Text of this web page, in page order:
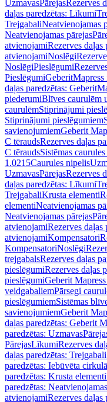
UzmavasPārejasRezerves
daļas paredzētas: Līkumi
TrejgabaliNeatvienojamas
Neatvienojamas pārejas
atvienojamiRezerves daļas
atvienojamiNoslēgi
NoslēgiPieslēgumi
PieslēgumiGeberitMapress
daļas paredzētas:
piederumiBlīves caurulēm
caurulēmStiprinājumi
Stiprinājumi pieslēgumiem
savienojumiemGeberit
C tēraudsRezerves daļas
C tēraudsSistēmas
1.0215Caurules nipelis
UzmavasPārejasRezerves
daļas paredzētas: Līkumi
TrejgabaliKrusta elementi
elementiNeatvienojamas
Neatvienojamas pārejas
atvienojamiRezerves daļas
atvienojamiKompensatori
KompensatoriNoslēgi
trejgabalsRezerves daļas
pieslēgumiRezerves daļas
pieslēgumiGeberit
veidgabaliemPārsegi
pieslēgumiemSistēmas
savienojumiemGeberit
daļas paredzētas: Geberit
paredzētas: Uzmavas
PārejasLīkumiRezerves
daļas paredzētas: Trejgabali
paredzētas: Iebūvēta
paredzētas: Krusta elementi
paredzētas:
atvienojamiRezerves daļas